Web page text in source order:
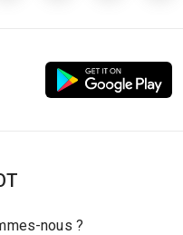
nous ?